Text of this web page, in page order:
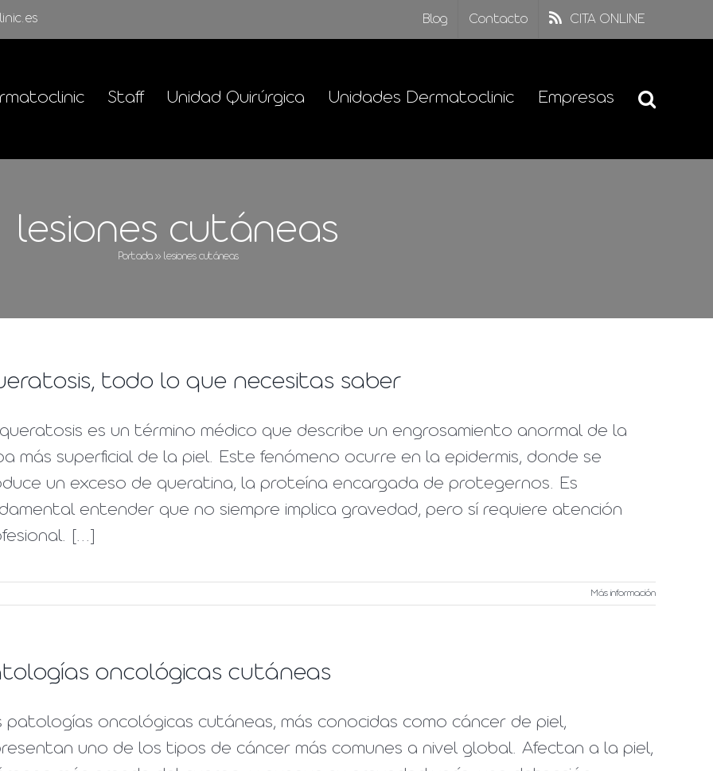
Blog Contacto CITA ONLINE
Staff Unidad Quirúrgica Unidades Dermatoclinic Empresas
lesiones cutáneas
Portada » lesiones cutáneas
todo lo que necesitas saber
es un término médico que describe un engrosamiento anormal de la
más superficial de la piel. Este fenómeno ocurre en la epidermis, donde se
un exceso de queratina, la proteína encargada de protegernos. Es
entender que no siempre implica gravedad, pero sí requiere atención
[...]
Más información
oncológicas cutáneas
patologías oncológicas cutáneas, más conocidas como cáncer de piel,
uno de los tipos de cáncer más comunes a nivel global. Afectan a la piel,